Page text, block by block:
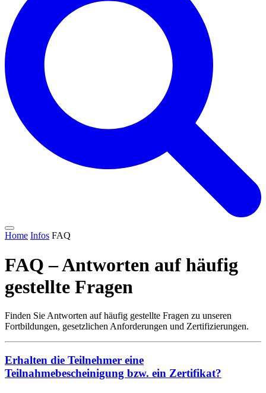
Home Infos FAQ
FAQ – Antworten auf häufig
gestellte Fragen
Finden Sie Antworten auf häufig gestellte Fragen zu unseren
Fortbildungen, gesetzlichen Anforderungen und Zertifizierungen.
Erhalten die Teilnehmer eine
Teilnahmebescheinigung bzw. ein Zertifikat?